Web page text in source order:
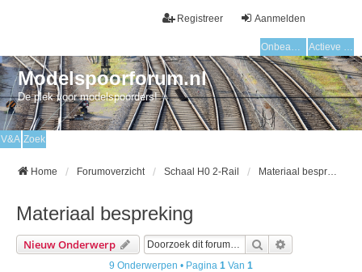
Aanmelden
Registreer
Onbeantwoorde onderwerpen Actieve onderwerpen
Modelspoorforum.nl
De plek voor modelspoorders!
V&A Zoek
Home Forumoverzicht Schaal H0 2-Rail Materiaal bespreking
Materiaal bespreking
Nieuw Onderwerp Zoek
9 Onderwerpen • Pagina 1 Van 1